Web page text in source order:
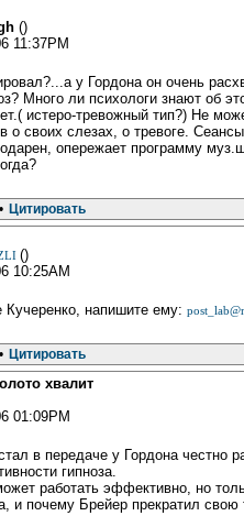
()
11:37PM
у Гордона он очень
Много ли психологи знают об
истеро-тревожный тип?) Не
о своих слезах, о тревоге.
опережает программу
• Цитировать
()
10:25AM
Кучеренко, напишите ему:
• Цитировать
хвалит
01:09PM
в передаче у Гордона честно
гипноза.
работать эффективно, но
и почему Брейер прекратил свою